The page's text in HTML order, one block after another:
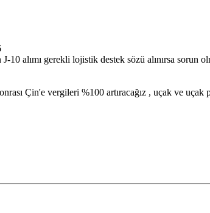
10 alımı gerekli lojistik destek sözü alınırsa sorun
Çin'e vergileri %100 artıracağız , uçak ve uçak